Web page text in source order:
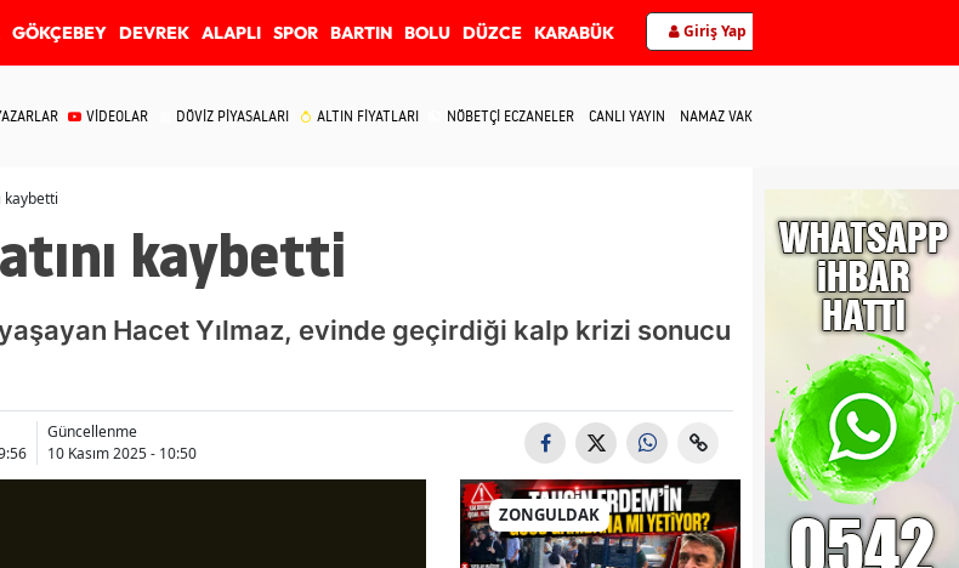
GÖKÇEBEY DEVREK ALAPLI SPOR BARTIN BOLU DÜZCE KARABÜK Giriş Yap
VİDEOLAR DÖVİZ PİYASALARI ALTIN FİYATLARI NÖBETÇİ ECZANELER CANLI YAYIN NAMAZ VAKİTLERİ
kaybetti
kaybetti
Hacet Yılmaz, evinde geçirdiği kalp krizi sonucu
Güncellenme
10 Kasım 2025 - 10:50
ZONGULDAK